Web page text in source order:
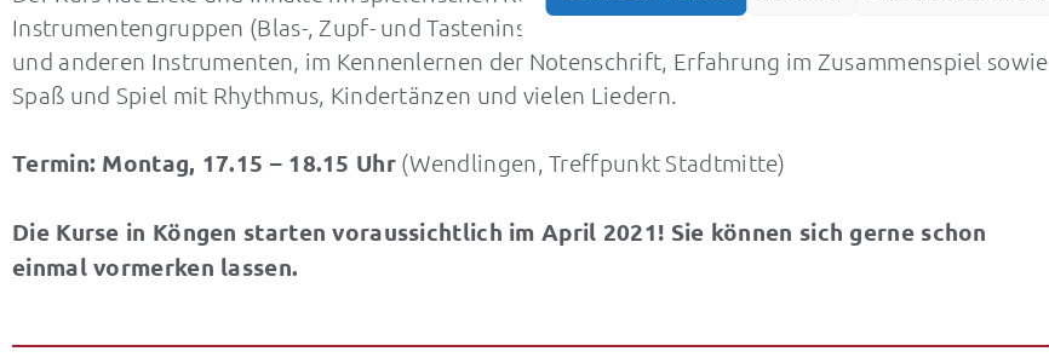
Instrumentengruppen (Blas-, Zupf- und Tasteninstrumente), im eigenen Musizieren auf Orffschen
und anderen Instrumenten, im Kennenlernen der Notenschrift, Erfahrung im Zusammenspiel sowie
Spaß und Spiel mit Rhythmus, Kindertänzen und vielen Liedern.
Termin: Montag, 17.15 – 18.15 Uhr(Wendlingen, Treffpunkt Stadtmitte)
Die Kurse in Köngen starten voraussichtlich im April 2021! Sie können sich gerne schon
einmal vormerken lassen.